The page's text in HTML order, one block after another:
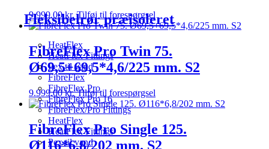
Fleksibelrør præisoleret
HeatFlex
HeatFlex Fittings
Pex til vand
FibreFlex
FibreFlex Pro
FibreFlex Pro 16
FibreFlex/Pro Fittings
HeatFlex
HeatFlex Fittings
Pex til vand
9.999,00kr. Tilføj til forespørgsel
FibreFlex Pro Twin 75.
Ø69,5+69,5*4,6/225 mm. S2
9.999,00kr. Tilføj til forespørgsel
FibreFlex Pro Single 125.
Ø116*6,8/202 mm. S2